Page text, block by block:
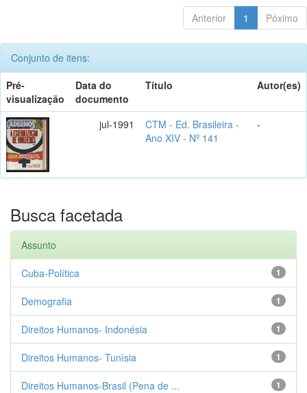
Anterior 1 Póximo
Conjunto de itens:
Pré-
visualização
Data do
documento
Título Autor(es)
jul-1991
CTM - Ed. Brasileira -
Ano XIV - Nº 141
-
Busca facetada
Assunto
1
Cuba-Política
1
Demografia
1
Direitos Humanos- Indonésia
1
Direitos Humanos- Tunìsia
1
Direitos Humanos-Brasil (Pena de ...